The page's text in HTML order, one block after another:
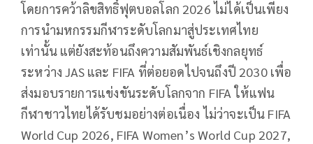
โดยการคว้าลิขสิทธิ์ฟุตบอลโลก 2026 ไม่ได้เป็นเพียง
การนำมหกรรมกีฬาระดับโลกมาสู่ประเทศไทย
เท่านั้น แต่ยังสะท้อนถึงความสัมพันธ์เชิงกลยุทธ์
ระหว่าง JAS และ FIFA ที่ต่อยอดไปจนถึงปี 2030 เพื่อ
ส่งมอบรายการแข่งขันระดับโลกจาก FIFA ให้แฟน
กีฬาชาวไทยได้รับชมอย่างต่อเนื่อง ไม่ว่าจะเป็น FIFA
World Cup 2026, FIFA Women’s World Cup 2027,